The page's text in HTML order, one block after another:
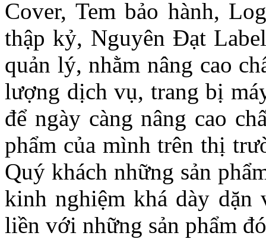
Cover, Tem bảo hành,
thập kỷ, Nguyên Đạt
quản lý, nhằm nâng cao
lượng dịch vụ, trang bị
để ngày càng nâng cao
phẩm của mình trên thị
Quý khách những sản
kinh nghiệm khá dày dặn
liền với những sản phẩm